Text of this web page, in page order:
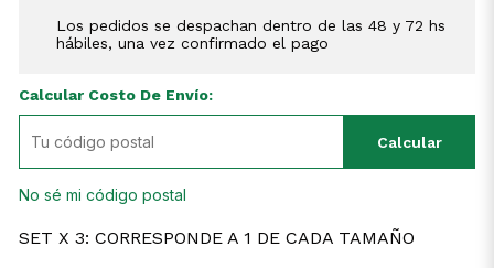
Los pedidos se despachan dentro de las 48 y 72 hs
hábiles, una vez confirmado el pago
Calcular Costo De Envío:
Calcular
No sé mi código postal
SET X 3: CORRESPONDE A 1 DE CADA TAMAÑO